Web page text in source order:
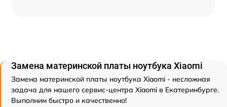
Замена материнской платы ноутбука Xiaomi
Замена материнской платы ноутбука Xiaomi - несложная
задача для нашего сервис-центра Xiaomi в Екатеринбурге.
Выполним быстро и качественно!